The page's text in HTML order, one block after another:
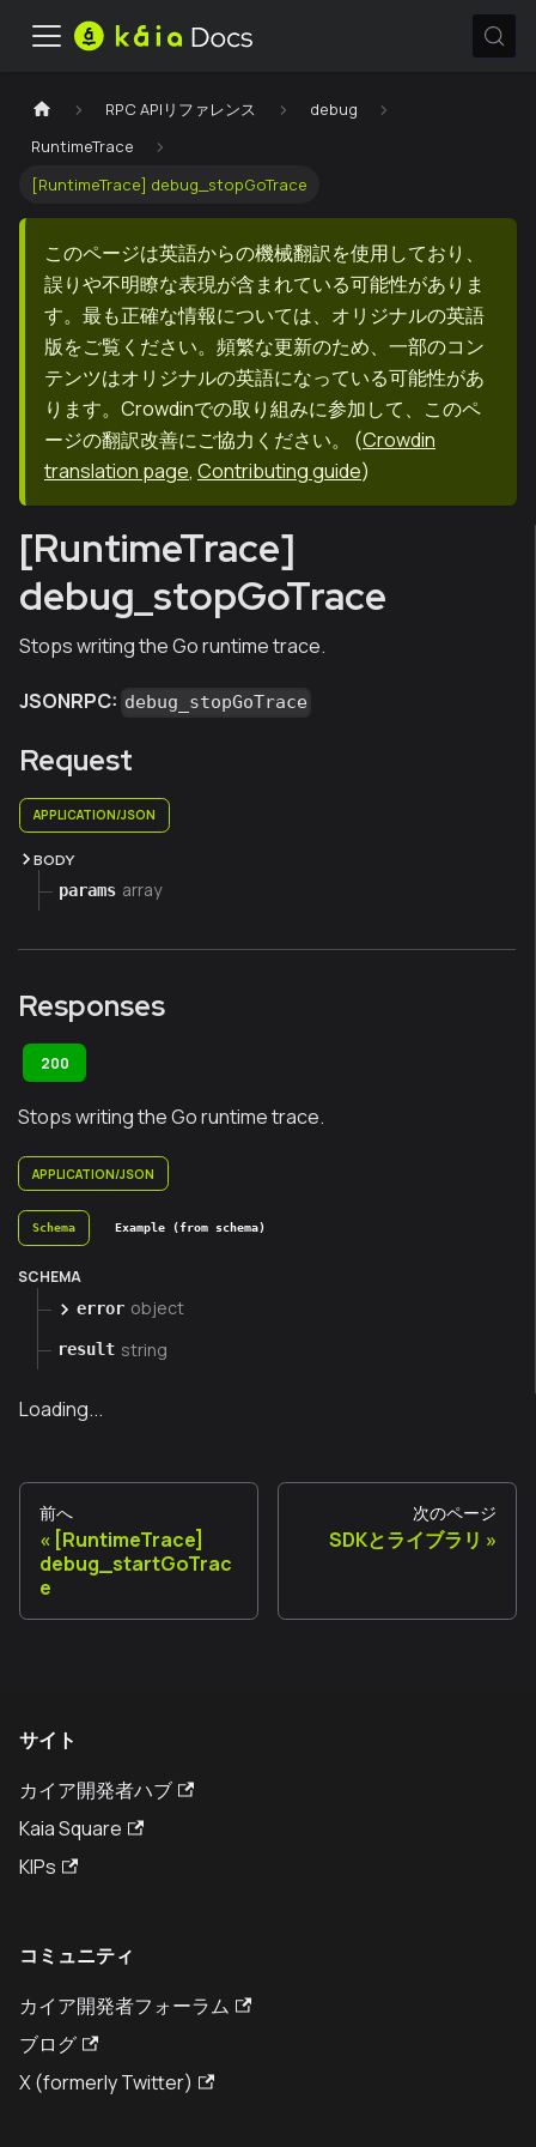
RPC APIリファレンス
debug
RuntimeTrace
[RuntimeTrace] debug_stopGoTrace
このページは英語からの機械翻訳を使用しており、
誤りや不明瞭な表現が含まれている可能性がありま
す。最も正確な情報については、オリジナルの英語
版をご覧ください。頻繁な更新のため、一部のコン
テンツはオリジナルの英語になっている可能性があ
ります。Crowdinでの取り組みに参加して、このペ
ージの翻訳改善にご協力ください。
(Crowdin
translation page, Contributing guide)
[RuntimeTrace]
debug_stopGoTrace
Stops writing the Go runtime trace.
JSONRPC: debug_stopGoTrace
Request
APPLICATION/JSON
BODY
params array
Responses
200
Stops writing the Go runtime trace.
APPLICATION/JSON
Schema Example (from schema)
SCHEMA
error object
result string
Loading...
前へ
[RuntimeTrace]
debug_startGoTrac
e
次のページ
SDKとライブラリ
サイト
カイア開発者ハブ
Kaia Square
KIPs
コミュニティ
カイア開発者フォーラム
ブログ
X (formerly Twitter)